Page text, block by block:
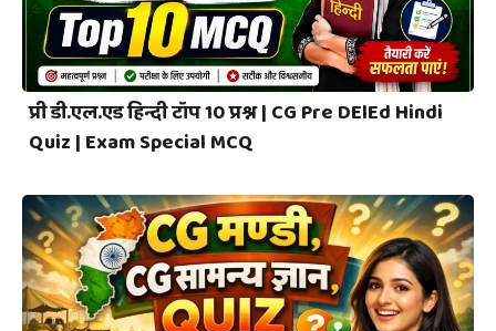
प्री डी.एल.एड हिन्दी टॉप 10 प्रश्न | CG Pre DElEd Hindi
Quiz | Exam Special MCQ